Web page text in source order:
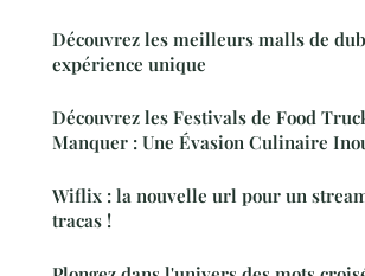
Découvrez les meilleurs malls de
expérience unique
Découvrez les Festivals de Food
Manquer : Une Évasion Culinaire
Wiflix : la nouvelle url pour un
tracas !